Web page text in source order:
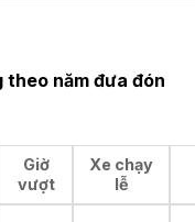
năm đưa đón
Giờ
vượt
Xe chạy
lễ